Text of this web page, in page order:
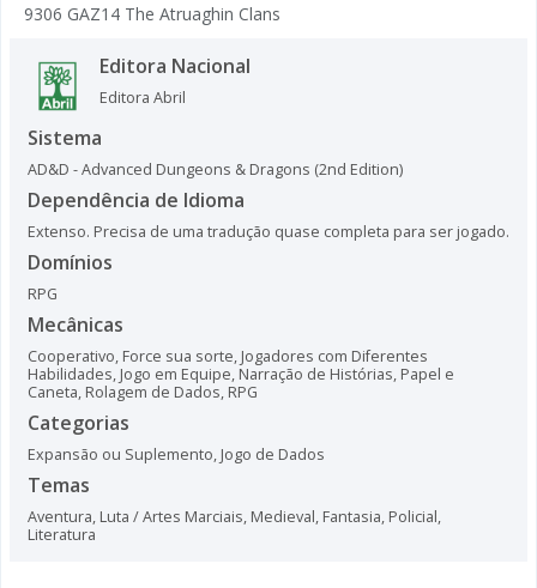
9306 GAZ14 The Atruaghin Clans
Editora Nacional
Editora Abril
Sistema
AD&D - Advanced Dungeons & Dragons (2nd Edition)
Dependência de Idioma
Extenso. Precisa de uma tradução quase completa para ser jogado.
Domínios
RPG
Mecânicas
Cooperativo, Force sua sorte, Jogadores com Diferentes
Habilidades, Jogo em Equipe, Narração de Histórias, Papel e
Caneta, Rolagem de Dados, RPG
Categorias
Expansão ou Suplemento, Jogo de Dados
Temas
Aventura, Luta / Artes Marciais, Medieval, Fantasia, Policial,
Literatura